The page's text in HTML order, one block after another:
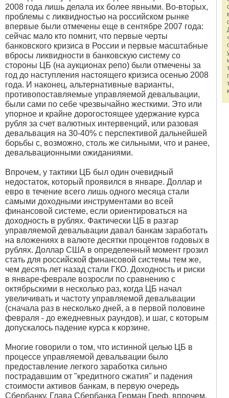
2008 года лишь делала их более явными. Во-вторых,
проблемы с ликвидностью на российском рынке
впервые были отмечены еще в сентябре 2007 года:
сейчас мало кто помнит, что первые черты
банковского кризиса в России и первые масштабные
вбросы ликвидности в банковскую систему со
стороны ЦБ (на аукционах репо) были отмечены за
год до наступления настоящего кризиса осенью 2008
года. И наконец, альтернативные варианты,
противопоставляемые управляемой девальвации,
были сами по себе чрезвычайно жесткими. Это или
упорное и крайне дорогостоящее удержание курса
рубля за счет валютных интервенций, или разовая
девальвация на 30-40% с перспективой дальнейшей
борьбы с, возможно, столь же сильными, что и ранее,
девальвационными ожиданиями.
Впрочем, у тактики ЦБ был один очевидный
недостаток, который проявился в январе. Доллар и
евро в течение всего лишь одного месяца стали
самыми доходными инструментами во всей
финансовой системе, если ориентироваться на
доходность в рублях. Фактически ЦБ в разгар
управляемой девальвации давал банкам заработать
на вложениях в валюте десятки процентов годовых в
рублях. Доллар США в определенный момент грозил
стать для российской финансовой системы тем же,
чем десять лет назад стали ГКО. Доходность и риски
в январе-феврале возросли по сравнению с
октябрьскими в несколько раз, когда ЦБ начал
увеличивать и частоту управляемой девальвации
(сначала раз в несколько дней, а в первой половине
февраля - до ежедневных раундов), и шаг, с которым
допускалось падение курса к корзине.
Многие говорили о том, что истинной целью ЦБ в
процессе управляемой девальвации было
предоставление легкого заработка сильно
пострадавшим от "кредитного сжатия" и падения
стоимости активов банкам, в первую очередь
Сбербанку. Глава Сбербанка Герман Греф, впрочем,